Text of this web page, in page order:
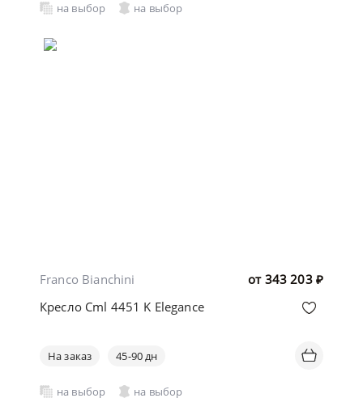
на выбор на выбор
от 343 203 ₽
Franco Bianchini
Кресло Cml 4451 K Elegance
На заказ 45-90 дн
на выбор на выбор